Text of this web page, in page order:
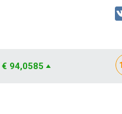
€ 94,0585